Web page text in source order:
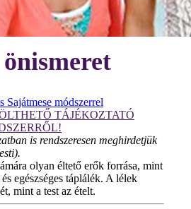
Sajátmese módszerrel
TÁJÉKOZTATÓ
is rendszeresen meghirdetjük
olyan éltető erők forrása, mint
egészséges táplálék. A lélek
mint a test az ételt.